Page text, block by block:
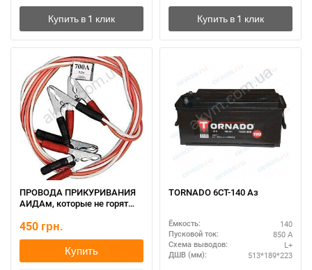
ПРОВОДА ПРИКУРИВАНИЯ
АИДАм, которые не горят
450 грн.
Купить
TORNADO 6СТ-140 Аз
Ёмкость: 140
Пусковой ток: 850 А
Схема выводов: L+
ДШВ (мм): 513*189*223